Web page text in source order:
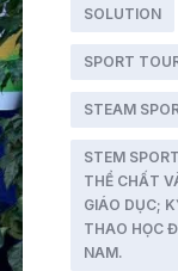
SOLUTION
SPORT
STEAM
STEM
THỂ CHẤT
GIÁO DỤC;
THAO HỌC
NAM.